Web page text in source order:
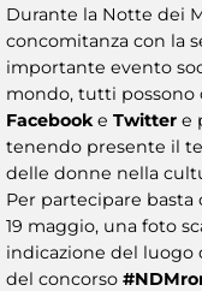
Durante la Notte dei
concomitanza con la
importante evento
mondo, tutti possono
Facebooke Twitter e
tenendo presente il
delle donne nella
Per partecipare
19 maggio, una foto
indicazione del luogo
del concorso